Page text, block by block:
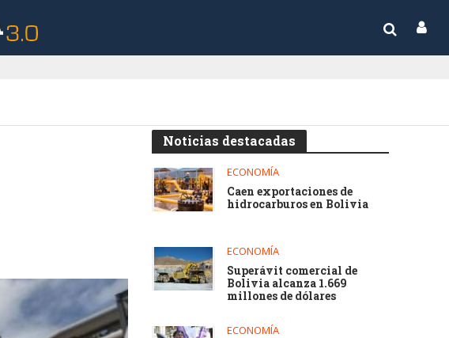
Noticias destacadas
ECONOMÍA
Caen exportaciones de
hidrocarburos en Bolivia
ECONOMÍA
Superávit comercial de
Bolivia alcanza 1.669
millones de dólares
ECONOMÍA